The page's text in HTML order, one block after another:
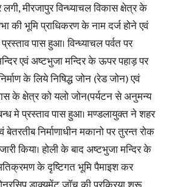
मीरजापुर विन्ध्याचल विकास क्षेत्र के
की भूमि प्राधिकरण के नाम दर्ज होने एवं
पास हुआ। विन्ध्याचल पर्वत पर
एवं अष्टभुजा मन्दिर के ऊपर पहाड़ पर
के लिये निषिद्ध जोन (रेड जोन) एवं
के क्षेत्र को यलो जोन(पर्यटन से अनुमन्य
मे प्रस्ताव पास हुआ। मण्डलायुक्त ने शहर
निर्माणाधीन मकानो पर तुरन्त रोक
किया। होली के बाद अष्टभुजा मन्दिर के
के दृष्टिगत भूमि पैमाइश कर